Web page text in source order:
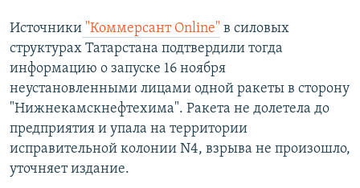
Источники "Коммерсант Online" в силовых
структурах Татарстана подтвердили тогда
информацию о запуске 16 ноября
неустановленными лицами одной ракеты в сторону
"Нижнекамскнефтехима". Ракета не долетела до
предприятия и упала на территории
исправительной колонии N4, взрыва не произошло,
уточняет издание.